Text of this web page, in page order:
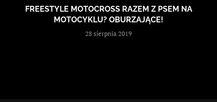
FREESTYLE MOTOCROSS RAZEM Z PSEM NA
MOTOCYKLU? OBURZAJĄCE!
28 sierpnia 2019